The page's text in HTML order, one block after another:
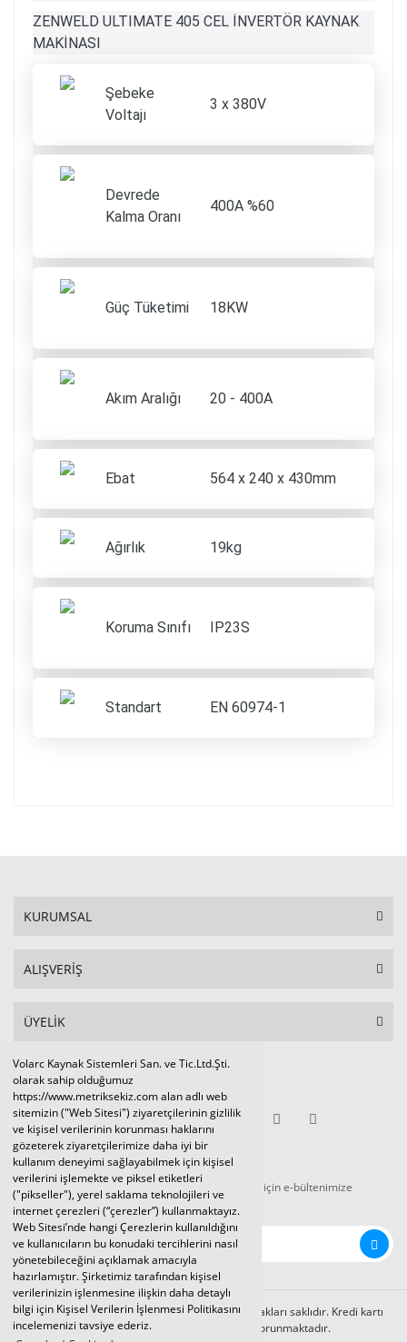
Volarc Kaynak Sistemleri San. ve Tic.Ltd.Şti.
olarak sahip olduğumuz
https://www.metriksekiz.com alan adlı web
sitemizin ("Web Sitesi") ziyaretçilerinin gizlilik
ve kişisel verilerinin korunması haklarını
gözeterek ziyaretçilerimize daha iyi bir
kullanım deneyimi sağlayabilmek için kişisel
verilerini işlemekte ve piksel etiketleri
("pikseller"), yerel saklama teknolojileri ve
internet çerezleri (“çerezler”) kullanmaktayız.
Web Sitesi’nde hangi Çerezlerin kullanıldığını
ve kullanıcıların bu konudaki tercihlerini nasıl
yönetebileceğini açıklamak amacıyla
hazırlamıştır. Şirketimiz tarafından kişisel
verilerinizin işlenmesine ilişkin daha detaylı
bilgi için Kişisel Verilerin İşlenmesi Politikasını
incelemenizi tavsiye ederiz.
ZENWELD ULTIMATE 405 CEL İNVERTÖR KAYNAK
MAKİNASI
Şebeke
Voltajı
3 x 380V
Devrede
Kalma Oranı
400A %60
Güç Tüketimi 18KW
Akım Aralığı 20 - 400A
Ebat 564 x 240 x 430mm
Ağırlık 19kg
Koruma Sınıfı IP23S
Standart EN 60974-1
KURUMSAL
ALIŞVERİŞ
ÜYELİK
E-BÜLTEN
Tüm kampanya ve duyurulardan haberdar olmak için e-bültenimize
kaydolunuz.
Volarc Kaynak Sistemleri Ltd.Şti. 2024 © Tüm hakları saklıdır. Kredi kartı
bilgileriniz 256bit SSL sertifikası ile korunmaktadır.